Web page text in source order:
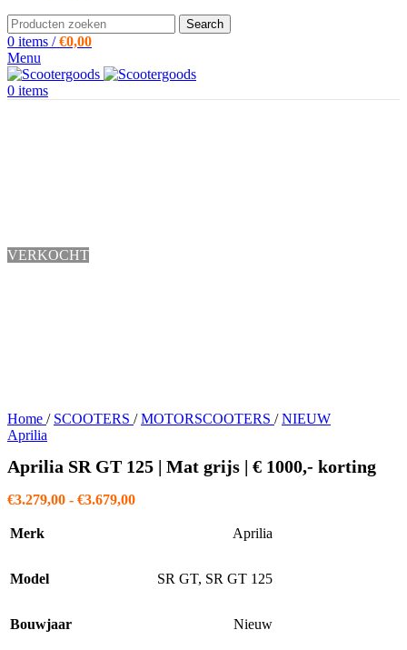
Search
0 items / €0,00
Menu
0 items
VERKOCHT
Home / SCOOTERS / MOTORSCOOTERS / NIEUW
Aprilia
Aprilia SR GT 125 | Mat grijs | € 1000,- korting
€3.279,00 - €3.679,00Prijsklasse:
Merk Aprilia
Model SR GT, SR GT 125
Bouwjaar Nieuw